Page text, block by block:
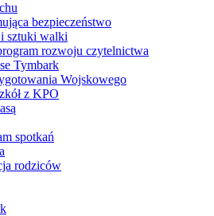
bezpieczeństwo
sztuki walki
rozwoju czytelnictwa
Tymbark
Wojskowego
z KPO
spotkań
rodziców